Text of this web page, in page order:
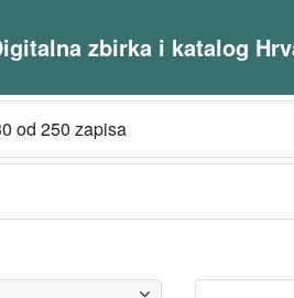
zbirka i katalog
od 250 zapisa